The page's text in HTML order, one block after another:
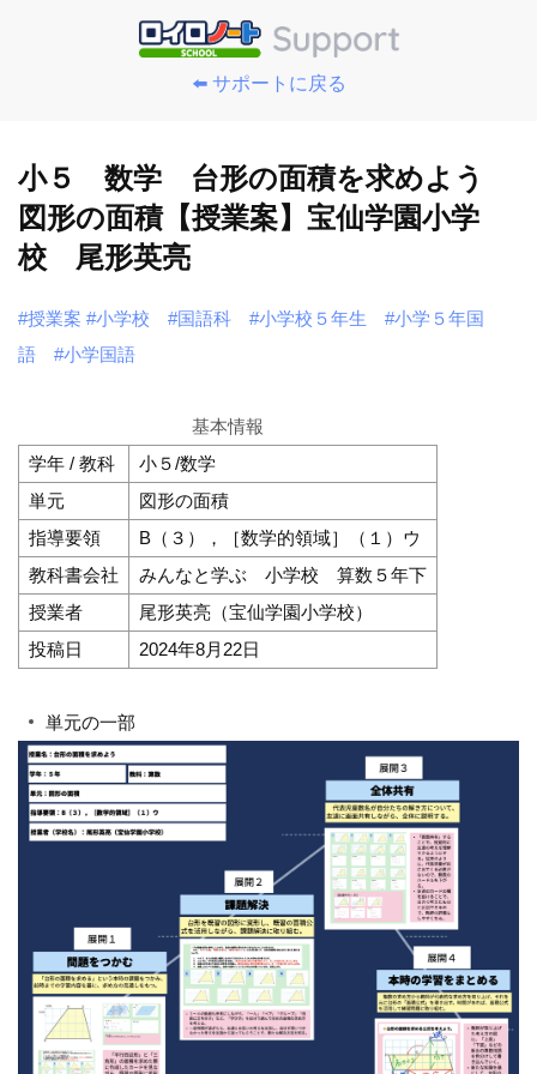
⬅️ サポートに戻る
小５ 数学 台形の面積を求めよう
図形の面積【授業案】宝仙学園小学
校 尾形英亮
#授業案 #小学校 #国語科 #小学校５年生
#小学５年国
語
#小学国語
基本情報
学年 / 教科
小５/数学
単元
図形の面積
指導要領
B（３），［数学的領域］（１）ウ
教科書会社
みんなと学ぶ 小学校 算数５年下
授業者
尾形英亮（宝仙学園小学校）
投稿日
2024年8月22日
単元の一部